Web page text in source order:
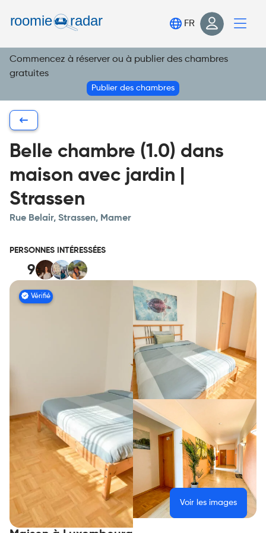
S'inscrire
FR
Commencez à réserver ou à publier des chambres
gratuites
Publier des chambres
Belle chambre (1.0) dans
maison avec jardin |
Strassen
Rue Belair, Strassen, Mamer
PERSONNES INTÉRESSÉES
9
Vérifié
Voir les images